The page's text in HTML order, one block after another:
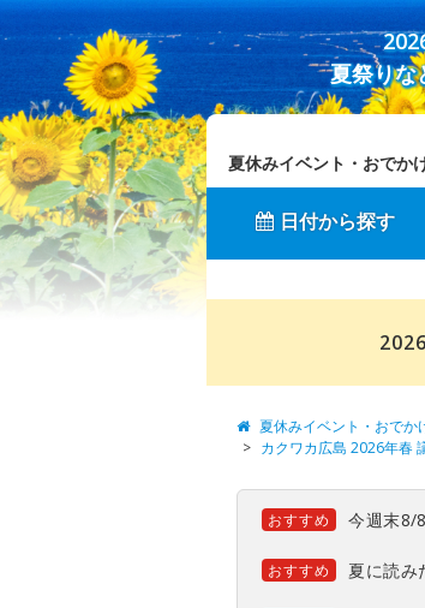
夏祭りな
夏休みイベント・おでか
日付から探す
夏休みイベント・おでか
カクワカ広島 2026年春
おすすめ 今週末8/
おすすめ 夏に読み